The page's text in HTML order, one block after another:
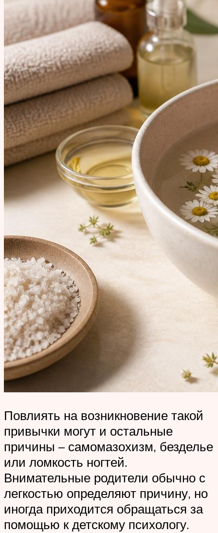
Повлиять на возникновение такой
привычки могут и остальные
причины – самомазохизм, безделье
или ломкость ногтей.
Внимательные родители обычно с
легкостью определяют причину, но
иногда приходится обращаться за
помощью к детскому психологу.